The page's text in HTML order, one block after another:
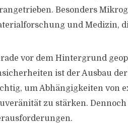
Besonders
und Medizin,
vor dem Hintergrund
ist der Ausbau
um Abhängigkeiten von
zu stärken.